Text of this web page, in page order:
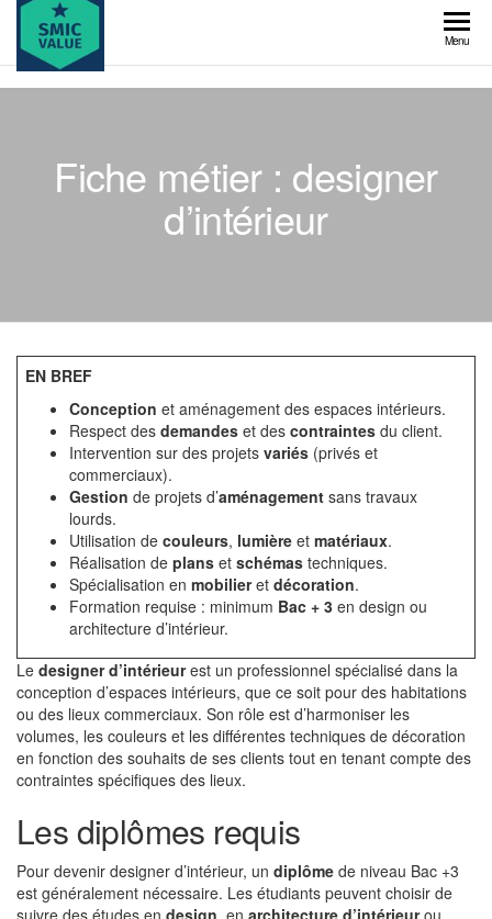
Skip
the
content
value
Menu
Fiche métier : designer
d’intérieur
EN BREF
Conception et aménagement des espaces intérieurs.
Respect des demandes et des contraintes du client.
Intervention sur des projets variés (privés et
commerciaux).
Gestion de projets d’aménagement sans travaux
lourds.
Utilisation de couleurs, lumière et matériaux.
Réalisation de plans et schémas techniques.
Spécialisation en mobilieret décoration.
Formation requise : minimum Bac + 3 en design ou
architecture d’intérieur.
Le designer d’intérieurest un professionnel spécialisé dans la
conception d’espaces intérieurs, que ce soit pour des habitations
ou des lieux commerciaux. Son rôle est d’harmoniser les
volumes, les couleurs et les différentes techniques de décoration
en fonction des souhaits de ses clients tout en tenant compte des
contraintes spécifiques des lieux.
Les diplômes requis
Pour devenir designer d’intérieur, un diplôme de niveau Bac +3
est généralement nécessaire. Les étudiants peuvent choisir de
suivre des études en design, en architecture d’intérieurou